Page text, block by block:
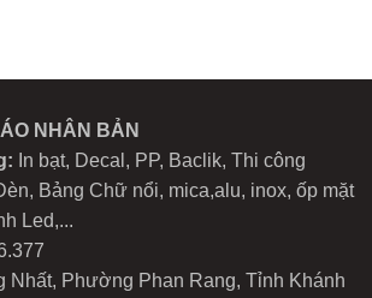
NHÂN BẢN
In bạt, Decal, PP, Baclik, Thi công
Bảng Chữ nổi, mica,alu, inox, ốp mặt
Led,...
Nhất, Phường Phan Rang, Tỉnh Khánh